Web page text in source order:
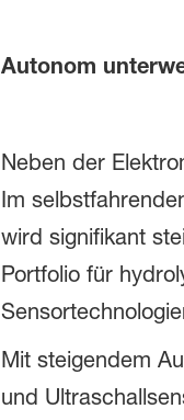
Autonom
Neben der
Im
wird signifikant
Portfolio für
Mit steigendem
und